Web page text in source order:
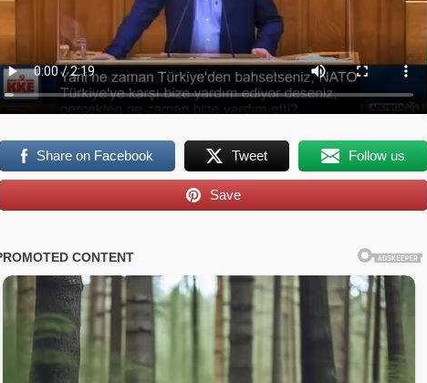
Share on Facebook Tweet Follow us
Save